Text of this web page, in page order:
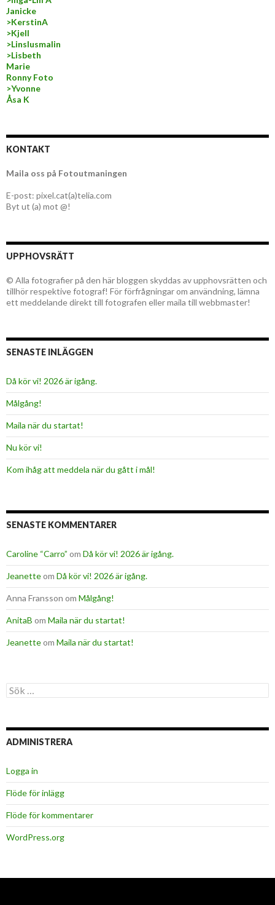
Janicke
>KerstinA
>Kjell
>Linslusmalin
>Lisbeth
Marie
Ronny Foto
>Yvonne
Åsa K
KONTAKT
Maila oss på Fotoutmaningen
E-post: pixel.cat(a)telia.com
Byt ut (a) mot @!
UPPHOVSRÄTT
© Alla fotografier på den här bloggen skyddas av upphovsrätten och
tillhör respektive fotograf! För förfrågningar om användning, lämna
ett meddelande direkt till fotografen eller maila till webbmaster!
SENASTE INLÄGGEN
Då kör vi! 2026 är igång.
Målgång!
Maila när du startat!
Nu kör vi!
Kom ihåg att meddela när du gått i mål!
SENASTE KOMMENTARER
Caroline “Carro” om Då kör vi! 2026 är igång.
Jeanetteom Då kör vi! 2026 är igång.
Anna Fransson om Målgång!
AnitaB om Maila när du startat!
Jeanetteom Maila när du startat!
Sök
efter:
ADMINISTRERA
Logga in
Flöde för inlägg
Flöde för kommentarer
WordPress.org